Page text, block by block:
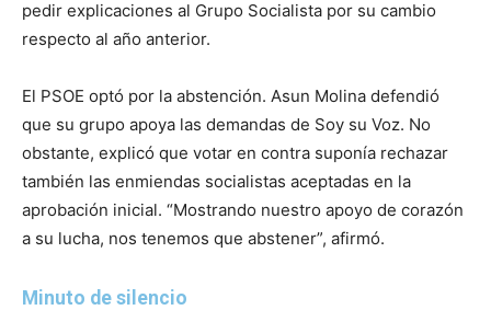
pedir explicaciones al Grupo Socialista por su cambio
respecto al año anterior.
El PSOE optó por la abstención. Asun Molina defendió
que su grupo apoya las demandas de Soy su Voz. No
obstante, explicó que votar en contra suponía rechazar
también las enmiendas socialistas aceptadas en la
aprobación inicial. “Mostrando nuestro apoyo de corazón
a su lucha, nos tenemos que abstener”, afirmó.
Minuto de silencio